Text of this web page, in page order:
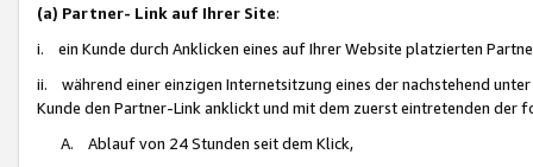
(a) Partner- Link auf Ihrer Site:
i. ein Kunde durch Anklicken eines auf Ihrer Website platzierten
ii. während einer einzigen Internetsitzung eines der nachstehend
Kunde den Partner-Link anklickt und mit dem zuerst eintretenden der
A. Ablauf von 24 Stunden seit dem Klick,